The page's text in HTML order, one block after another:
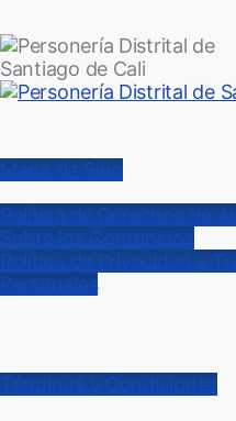
Mapa de Sitio
Política de Derechos de
Sobre los Contenidos
Política de Privacidad y
Personales
Términos y Condiciones